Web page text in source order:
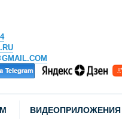
ВИДЕОПРИЛОЖЕНИЯ